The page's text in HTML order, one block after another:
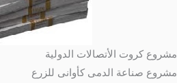
مشروع كروت الأتصالات الدولية
مشروع صناعة الدمى كأوانى للزرع